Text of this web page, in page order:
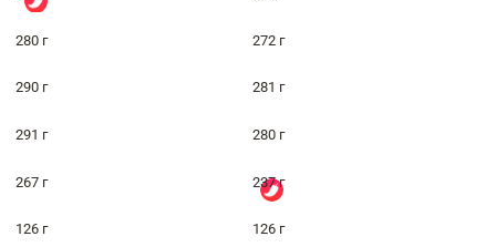
280 г 272 г
290 г 281 г
291 г 280 г
267 г 237 г
126 г 126 г